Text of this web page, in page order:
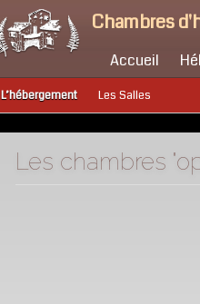
Chambres
Accueil
L’hébergement Les Salles
Les chambres